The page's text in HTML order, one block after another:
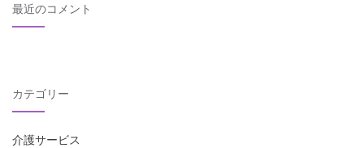
最近のコメント
カテゴリー
介護サービス